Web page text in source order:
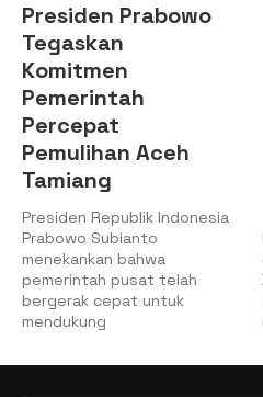
Menkeu:
Digitalisasi Sistem
Kepabeanan
Tingkatkan
Keamanan dan
Kelancaran
Logistik
Jakarta, Batampedia –
Kementerian Keuangan
(Kemenkeu) melalui
Direktorat Jenderal Bea
dan Cukai (DJBC)
meresmikan